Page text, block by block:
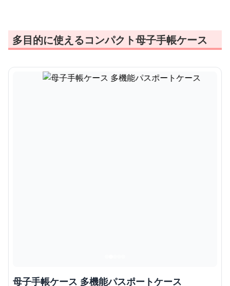
多目的に使えるコンパクト母子手帳ケース
母子手帳ケース 多機能パスポートケース